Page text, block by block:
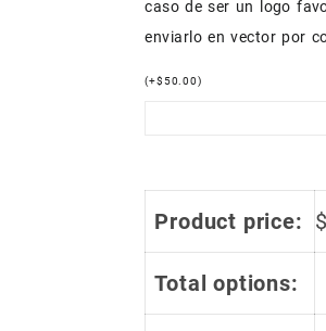
caso de ser un logo
enviarlo en vector por
(+$50.00)
Product price:
Total options: